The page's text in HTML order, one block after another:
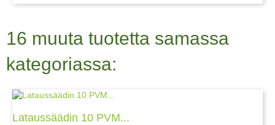
16 muuta tuotetta samassa
kategoriassa:
Lataussäädin 10 PVM...